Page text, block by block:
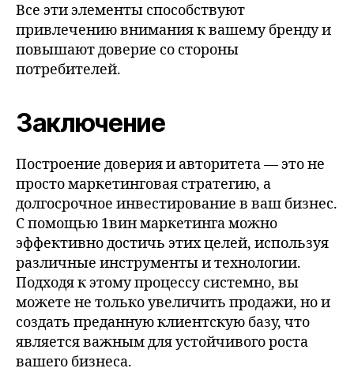
Все эти элементы способствуют
привлечению внимания к вашему бренду и
повышают доверие со стороны
потребителей.
Заключение
Построение доверия и авторитета — это не
просто маркетинговая стратегию, а
долгосрочное инвестирование в ваш бизнес.
С помощью 1вин маркетинга можно
эффективно достичь этих целей, используя
различные инструменты и технологии.
Подходя к этому процессу системно, вы
можете не только увеличить продажи, но и
создать преданную клиентскую базу, что
является важным для устойчивого роста
вашего бизнеса.